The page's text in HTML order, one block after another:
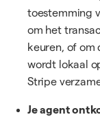
toestemming
om het
keuren, of
wordt lokaal
Stripe
Je agent